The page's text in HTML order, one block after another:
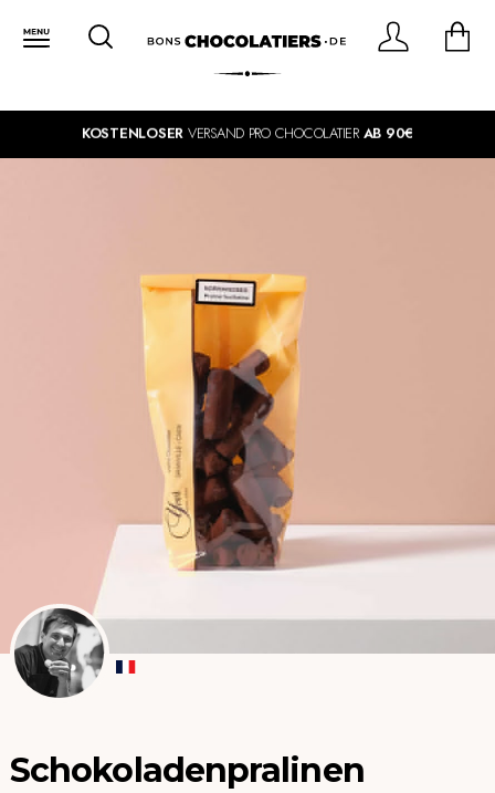
KOSTENLOSER VERSAND PRO CHOCOLATIER AB 90€
Schokoladenpralinen